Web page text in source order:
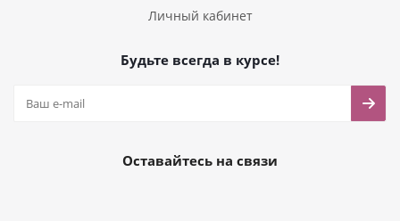
Личный кабинет
Будьте всегда в курсе!
Оставайтесь на связи